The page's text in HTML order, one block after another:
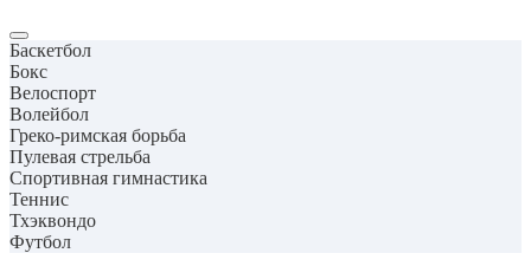
Баскетбол
Бокс
Велоспорт
Волейбол
Греко-римская борьба
Пулевая стрельба
Спортивная гимнастика
Теннис
Тхэквондо
Футбол